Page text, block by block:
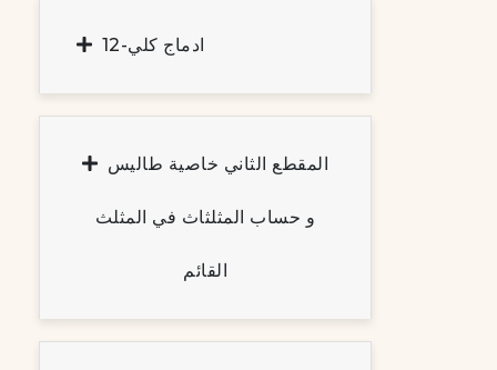
12-ادماج كلي
المقطع الثاني خاصية طاليس
و حساب المثلثاث في المثلث
القائم